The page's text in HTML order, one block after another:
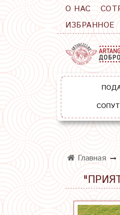
О НАС
ИЗБРАННОЕ
Главная